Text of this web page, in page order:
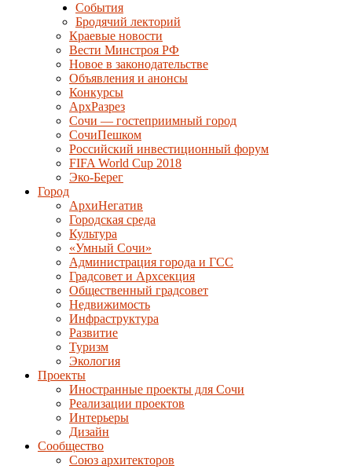
События
Бродячий лекторий
Краевые новости
Вести Минстроя РФ
Новое в законодательстве
Объявления и анонсы
Конкурсы
АрхРазрез
Сочи — гостеприимный город
СочиПешком
Российский инвестиционный форум
FIFA World Cup 2018
Эко-Берег
Город
АрхиНегатив
Городская среда
Культура
«Умный Сочи»
Администрация города и ГСС
Градсовет и Архсекция
Общественный градсовет
Недвижимость
Инфраструктура
Развитие
Туризм
Экология
Проекты
Иностранные проекты для Сочи
Реализации проектов
Интерьеры
Дизайн
Сообщество
Союз архитекторов